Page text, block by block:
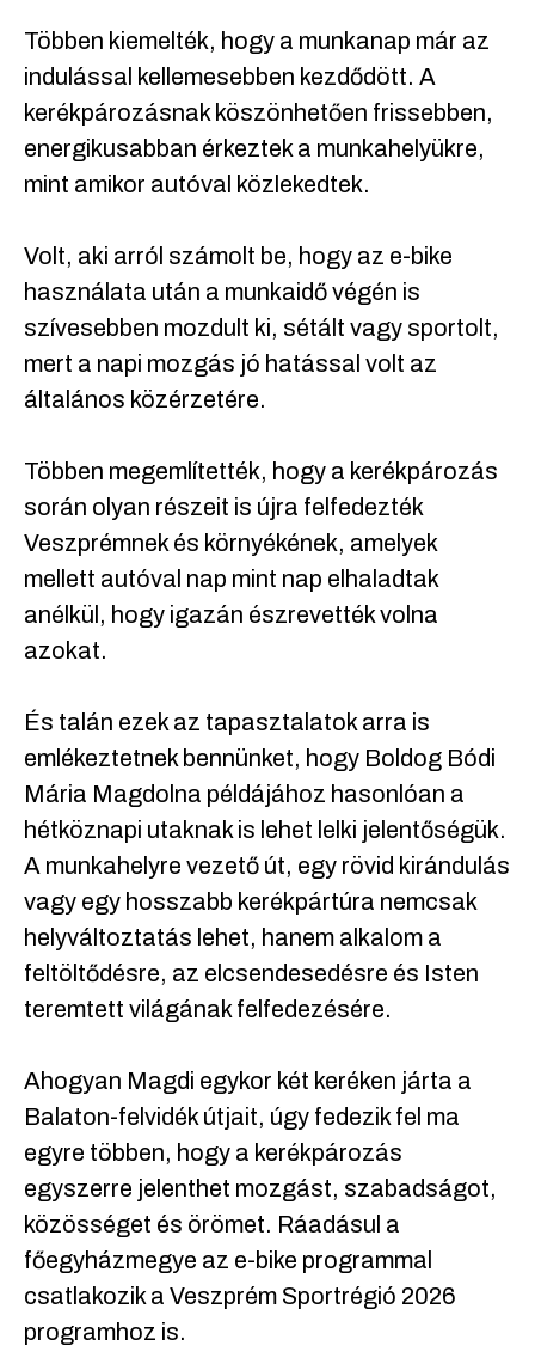
Többen kiemelték, hogy a munkanap már az
indulással kellemesebben kezdődött. A
kerékpározásnak köszönhetően frissebben,
energikusabban érkeztek a munkahelyükre,
mint amikor autóval közlekedtek.
Volt, aki arról számolt be, hogy az e-bike
használata után a munkaidő végén is
szívesebben mozdult ki, sétált vagy sportolt,
mert a napi mozgás jó hatással volt az
általános közérzetére.
Többen megemlítették, hogy a kerékpározás
során olyan részeit is újra felfedezték
Veszprémnek és környékének, amelyek
mellett autóval nap mint nap elhaladtak
anélkül, hogy igazán észrevették volna
azokat.
És talán ezek az tapasztalatok arra is
emlékeztetnek bennünket, hogy Boldog Bódi
Mária Magdolna példájához hasonlóan a
hétköznapi utaknak is lehet lelki jelentőségük.
A munkahelyre vezető út, egy rövid kirándulás
vagy egy hosszabb kerékpártúra nemcsak
helyváltoztatás lehet, hanem alkalom a
feltöltődésre, az elcsendesedésre és Isten
teremtett világának felfedezésére.
Ahogyan Magdi egykor két keréken járta a
Balaton-felvidék útjait, úgy fedezik fel ma
egyre többen, hogy a kerékpározás
egyszerre jelenthet mozgást, szabadságot,
közösséget és örömet. Ráadásul a
főegyházmegye az e-bike programmal
csatlakozik a Veszprém Sportrégió 2026
programhoz is.